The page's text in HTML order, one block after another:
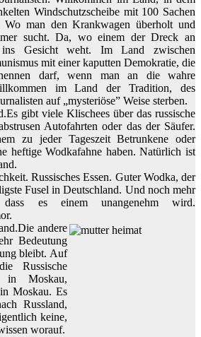
Windschutzscheibe mit 100 Sachen
Wo man den Krankwagen überholt und
sucht. Da, wo einem der Dreck an
Gesicht weht. Im Land zwischen
mit einer kaputten Demokratie, die
darf, wenn man an die wahre
im Land der Tradition, des
auf „mysteriöse” Weise sterben.
gibt viele Klischees über das russische
Autofahrten oder das der Säufer.
zu jeder Tageszeit Betrunkene oder
heftige Wodkafahne haben. Natürlich ist
Russisches Essen. Guter Wodka, der
Fusel in Deutschland. Und noch mehr
dass es einem unangenehm wird.
Die andere
Bedeutung
bleibt. Auf
Russische
in Moskau,
Moskau. Es
Russland,
keine,
worauf.